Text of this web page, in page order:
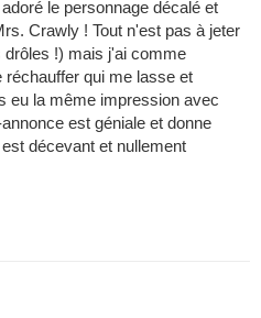
le personnage décalé et
Crawly ! Tout n'est pas à jeter
!) mais j'ai comme
réchauffer qui me lasse et
eu la même impression avec
est géniale et donne
décevant et nullement